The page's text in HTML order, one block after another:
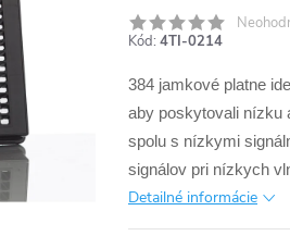
Kód: 4TI-0214
384 jamkové platne
aby poskytovali nízku
spolu s nízkymi
signálov pri nízkych
Detailné informácie